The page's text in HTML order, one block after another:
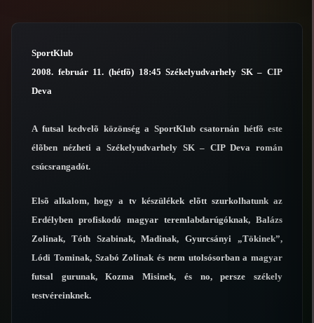
SportKlub
2008. február 11. (hétfõ) 18:45 Székelyudvarhely SK – CIP
Deva
A futsal kedvelõ közönség a SportKlub csatornán hétfõ este
élõben nézheti a Székelyudvarhely SK – CIP Deva román
csúcsrangadót.
Elsõ alkalom, hogy a tv készülékek elõtt szurkolhatunk az
Erdélyben profiskodó magyar teremlabdarúgóknak, Balázs
Zolinak, Tóth Szabinak, Madinak, Gyurcsányi „Tökinek”,
Lódi Tominak, Szabó Zolinak és nem utolsósorban a magyar
futsal gurunak, Kozma Misinek, és no, persze székely
testvéreinknek.